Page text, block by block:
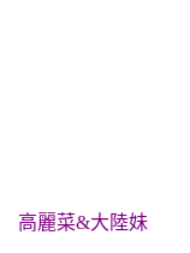
高麗菜&大陸妹